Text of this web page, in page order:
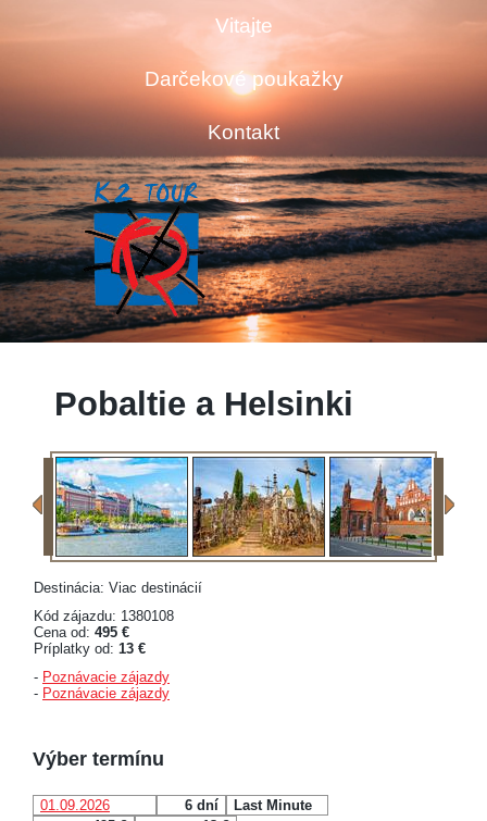
Vitajte
Darčekové poukažky
Kontakt
Pobaltie a Helsinki
Destinácia: Viac destinácií
Kód zájazdu: 1380108
Cena od: 495 €
Príplatky od: 13 €
- Poznávacie zájazdy
- Poznávacie zájazdy
Výber termínu
01.09.2026 6 dní
Last Minute